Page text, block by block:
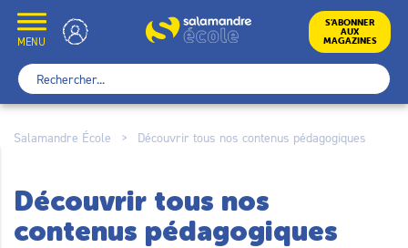
content
MENU
École S’ABONNER
AUX
MAGAZINES
Rechercher :
Salamandre École > Découvrir tous nos contenus pédagogiques
Découvrir tous nos
contenus pédagogiques